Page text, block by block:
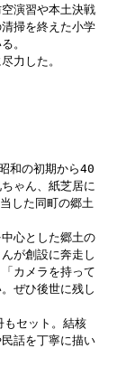
演習や本土決戦
掃を終えた小学
。
力した。
和の初期から40
ゃん、紙芝居に
した同町の郷土
心とした郷土の
が創設に奔走し
カメラを持って
ぜひ後世に残し
セット。結核
話を丁寧に描い